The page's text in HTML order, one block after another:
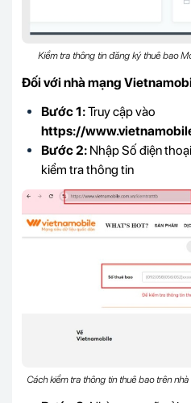
Kiểm tra thông tin đăng ký thuê bao
Đối với nhà mạng
Bước 1:Truy cập vào
https://
Bước 2: Nhập Số điện
kiểm tra thông tin
Cách kiểm tra thông tin thuê bao trên